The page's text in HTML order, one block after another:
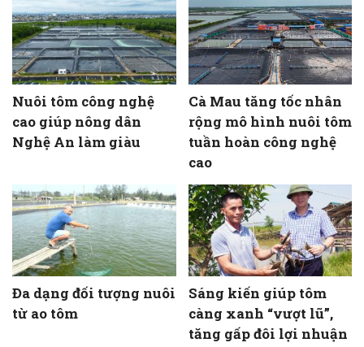
Nuôi tôm công nghệ
cao giúp nông dân
Nghệ An làm giàu
Cà Mau tăng tốc nhân
rộng mô hình nuôi tôm
tuần hoàn công nghệ
cao
Đa dạng đối tượng nuôi
từ ao tôm
Sáng kiến giúp tôm
càng xanh “vượt lũ”,
tăng gấp đôi lợi nhuận